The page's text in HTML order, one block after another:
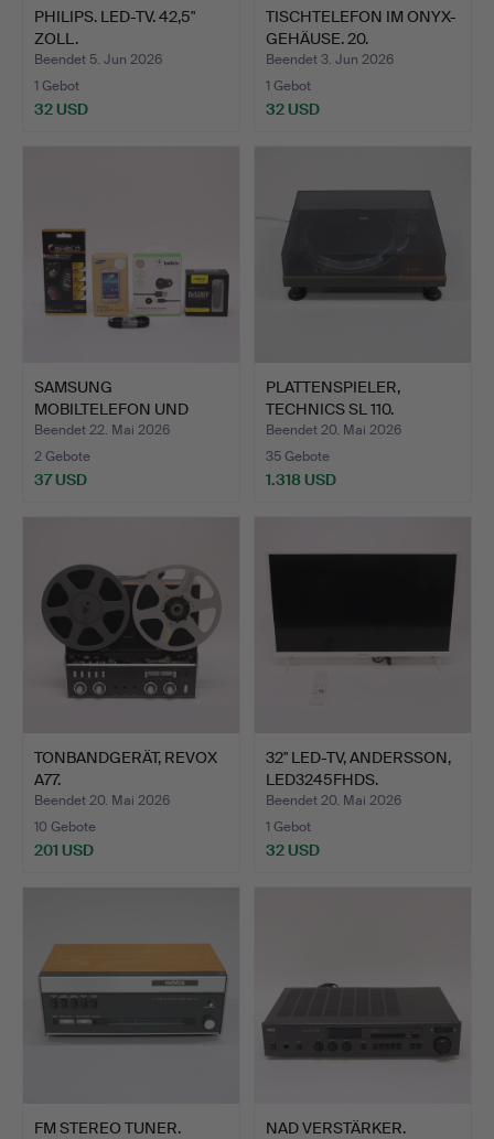
PHILIPS. LED-TV. 42,5"
ZOLL.
Beendet 5. Jun 2026
1 Gebot
32 USD
TISCHTELEFON IM ONYX-
GEHÄUSE. 20.
JAHRHUND…
Beendet 3. Jun 2026
1 Gebot
32 USD
SAMSUNG
MOBILTELEFON UND
ZUBEHÖR.
Beendet 22. Mai 2026
2 Gebote
37 USD
PLATTENSPIELER,
TECHNICS SL 110.
Beendet 20. Mai 2026
35 Gebote
1.318 USD
TONBANDGERÄT, REVOX
A77.
Beendet 20. Mai 2026
10 Gebote
201 USD
32" LED-TV, ANDERSSON,
LED3245FHDS.
Beendet 20. Mai 2026
1 Gebot
32 USD
FM STEREO TUNER.
NAD VERSTÄRKER.